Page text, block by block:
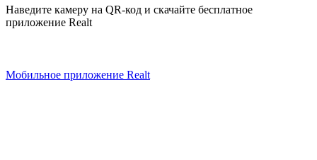
Наведите камеру на QR-код и скачайте бесплатное
приложение Realt
Мобильное приложение Realt